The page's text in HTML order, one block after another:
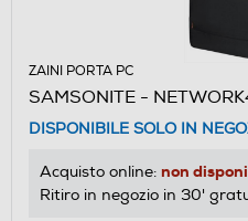
ZAINI PORTA PC
SAMSONITE -
DISPONIBILE SOLO IN
Acquisto online: non
Ritiro in negozio in 30'